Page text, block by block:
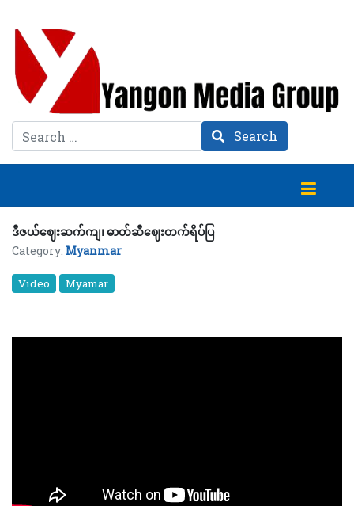
Search Search
ဒီဇယ်ဈေးဆက်ကျ၊ ဓာတ်ဆီဈေးတက်ရိပ်ပြ
Category: Myanmar
Video Myamar